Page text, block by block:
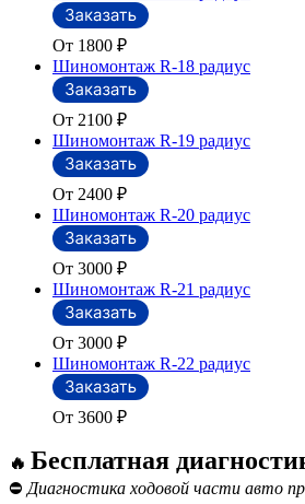
От 1800 ₽
Шиномонтаж R-18 радиус
От 2100 ₽
Шиномонтаж R-19 радиус
От 2400 ₽
Шиномонтаж R-20 радиус
От 3000 ₽
Шиномонтаж R-21 радиус
От 3000 ₽
Шиномонтаж R-22 радиус
От 3600 ₽
🔥 Бесплатная
⛔ Диагностика ходовой части авто